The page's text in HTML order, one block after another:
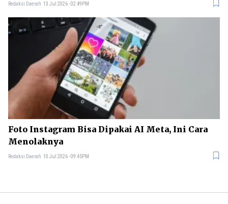
Redaksi Daerah 13 Jul 2026 - 02:49PM
Foto Instagram Bisa Dipakai AI Meta, Ini Cara
Menolaknya
Redaksi Daerah 10 Jul 2026 - 09:45PM